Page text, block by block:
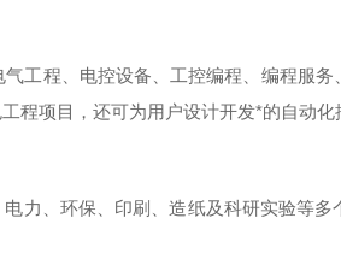
工程、电控设备、工控编程、编程服
程项目，还可为用户设计开发*的自动
力、环保、印刷、造纸及科研实验等